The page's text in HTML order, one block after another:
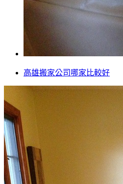
高雄搬家公司哪家比較好